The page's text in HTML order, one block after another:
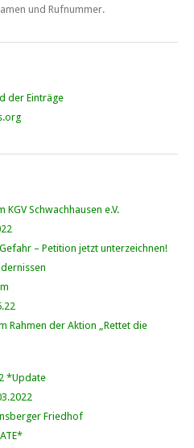
und Rufnummer.
der Einträge
Schwachhausen e.V.
– Petition jetzt unterzeichnen!
Rahmen der Aktion „Rettet die
*Update
Friedhof